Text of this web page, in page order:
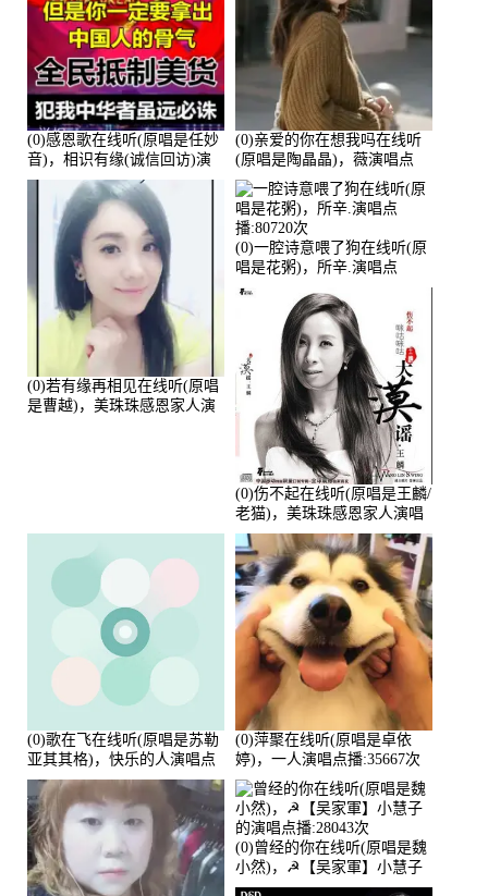
(0)感恩歌在线听(原唱是任妙
音)，相识有缘(诚信回访)演
唱点播:161288次
(0)亲爱的你在想我吗在线听
(原唱是陶晶晶)，薇演唱点
播:159722次
(0)若有缘再相见在线听(原唱
是曹越)，美珠珠感恩家人演
(0)一腔诗意喂了狗在线听(原
唱是花粥)，所辛.演唱点
播:80720次
(0)伤不起在线听(原唱是王麟/
老猫)，美珠珠感恩家人演唱
点播:80218次
(0)歌在飞在线听(原唱是苏勒
亚其其格)，快乐的人演唱点
播:36次
(0)萍聚在线听(原唱是卓依
婷)，一人演唱点播:35667次
(0)曾经的你在线听(原唱是魏
小然)，☭【吴家軍】小慧子
的演唱点播:28043次